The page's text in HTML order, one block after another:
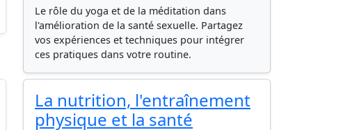
Le rôle du yoga et de la méditation dans
l'amélioration de la santé sexuelle. Partagez
vos expériences et techniques pour intégrer
ces pratiques dans votre routine.
La nutrition, l'entraînement
physique et la santé